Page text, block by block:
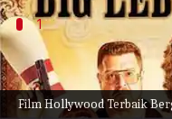
Film Hollywood Terbaik
1
'The Wolf of
Di bagian teratas
Film ini diangkat